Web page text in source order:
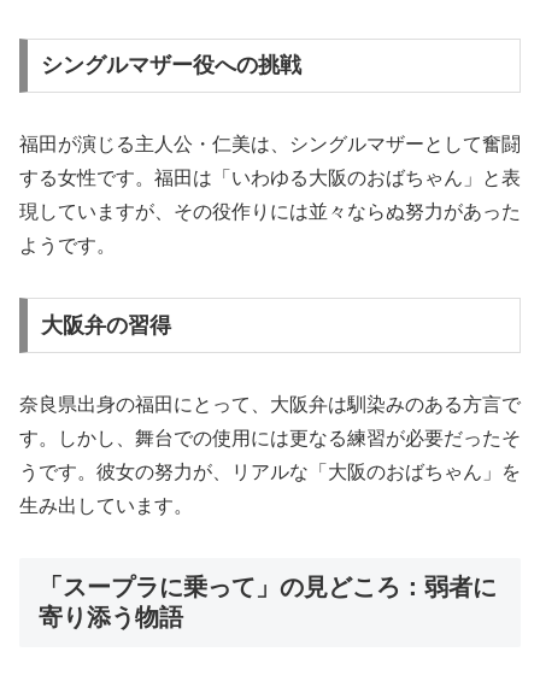
シングルマザー役への挑戦
福田が演じる主人公・仁美は、シングルマザーとして奮闘
する女性です。福田は「いわゆる大阪のおばちゃん」と表
現していますが、その役作りには並々ならぬ努力があった
ようです。
大阪弁の習得
奈良県出身の福田にとって、大阪弁は馴染みのある方言で
す。しかし、舞台での使用には更なる練習が必要だったそ
うです。彼女の努力が、リアルな「大阪のおばちゃん」を
生み出しています。
「スープラに乗って」の見どころ：弱者に
寄り添う物語